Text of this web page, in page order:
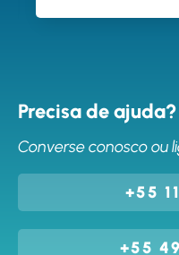
Precisa de ajuda?
Converse conosco ou
+55
+55